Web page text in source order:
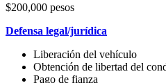
$200,000 pesos
Defensa legal/jurídica
Liberación del vehículo
Obtención de libertad del
Pago de fianza